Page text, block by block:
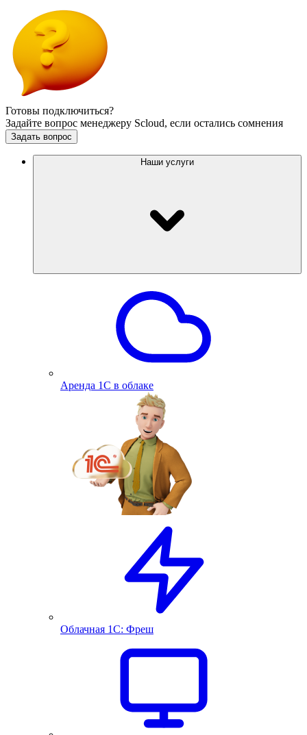
Готовы подключиться?
Задайте вопрос менеджеру Scloud, если остались сомнения
Задать вопрос
Наши услуги
Аренда 1С в облаке
Облачная 1С: Фреш